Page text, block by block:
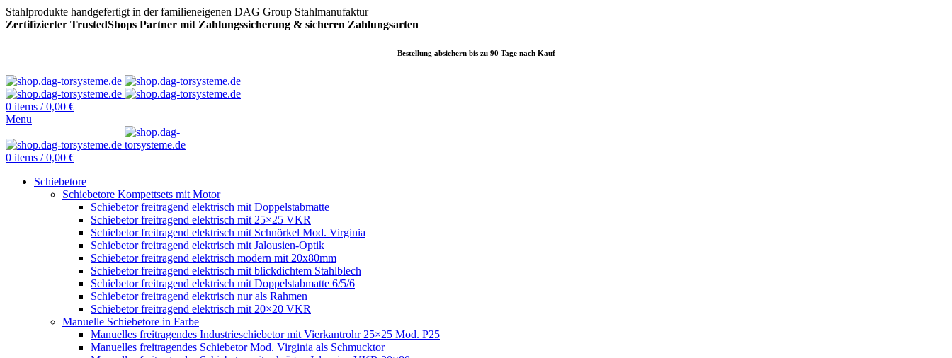
Stahlprodukte handgefertigt in der familieneigenen DAG Group Stahlmanufaktur
Zertifizierter TrustedShops Partner mit Zahlungssicherung & sicheren Zahlungsarten
Bestellung absichern bis zu 90 Tage nach Kauf
0 items / 0,00 €
Menu
0 items / 0,00 €
Schiebetore
Schiebetore Kompettsets mit Motor
Schiebetor freitragend elektrisch mit Doppelstabmatte
Schiebetor freitragend elektrisch mit 25×25 VKR
Schiebetor freitragend elektrisch mit Schnörkel Mod. Virginia
Schiebetor freitragend elektrisch mit Jalousien-Optik
Schiebetor freitragend elektrisch modern mit 20x80mm
Schiebetor freitragend elektrisch mit blickdichtem Stahlblech
Schiebetor freitragend elektrisch mit Doppelstabmatte 6/5/6
Schiebetor freitragend elektrisch nur als Rahmen
Schiebetor freitragend elektrisch mit 20×20 VKR
Manuelle Schiebetore in Farbe
Manuelles freitragendes Industrieschiebetor mit Vierkantrohr 25×25 Mod. P25
Manuelles freitragendes Schiebetor Mod. Virginia als Schmucktor